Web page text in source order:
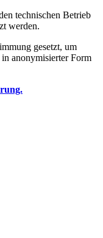
technischen Betrieb
werden.
gesetzt, um
anonymisierter Form